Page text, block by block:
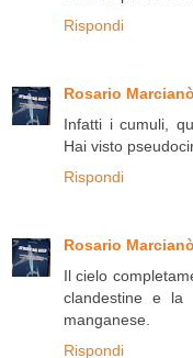
Rispondi
Rosario Marcianò
Infatti i cumuli,
Hai visto
Rispondi
Rosario Marcianò
Il cielo
clandestine e la
manganese.
Rispondi